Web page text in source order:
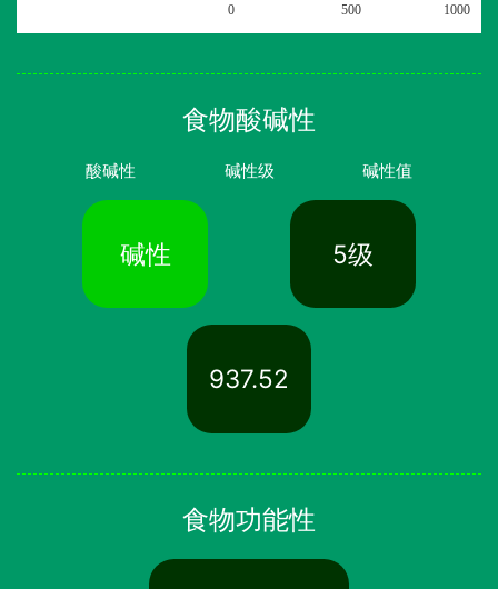
0 500 1000
食物酸碱性
酸碱性 碱性级 碱性值
碱性 5级
937.52
食物功能性